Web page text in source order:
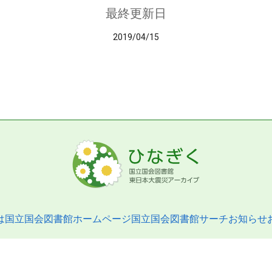
最終更新日
2019/04/15
国立国会図書館ホームページ国立国会図書館サーチお知らせ